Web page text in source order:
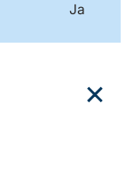
Ja